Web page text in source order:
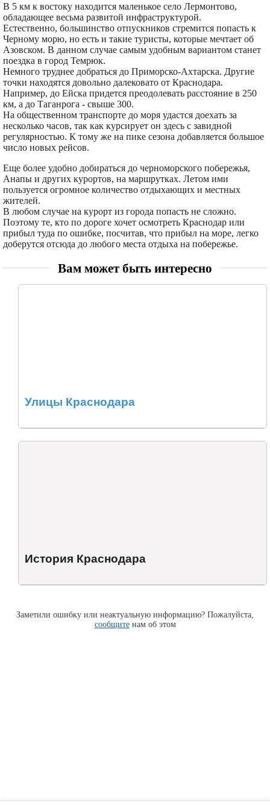
В 5 км к востоку находится маленькое село Лермонтово,
обладающее весьма развитой инфраструктурой.
Естественно, большинство отпускников стремится попасть к
Черному морю, но есть и такие туристы, которые мечтает об
Азовском. В данном случае самым удобным вариантом станет
поездка в город Темрюк.
Немного труднее добраться до Приморско-Ахтарска. Другие
точки находятся довольно далековато от Краснодара.
Например, до Ейска придется преодолевать расстояние в 250
км, а до Таганрога - свыше 300.
На общественном транспорте до моря удастся доехать за
несколько часов, так как курсирует он здесь с завидной
регулярностью. К тому же на пике сезона добавляется большое
число новых рейсов.
Еще более удобно добираться до черноморского побережья,
Анапы и других курортов, на маршрутках. Летом ими
пользуется огромное количество отдыхающих и местных
жителей.
В любом случае на курорт из города попасть не сложно.
Поэтому те, кто по дороге хочет осмотреть Краснодар или
прибыл туда по ошибке, посчитав, что прибыл на море, легко
доберутся отсюда до любого места отдыха на побережье.
Вам может быть интересно
Улицы Краснодара
История Краснодара
Заметили ошибку или неактуальную информацию? Пожалуйста,
сообщитенам об этом